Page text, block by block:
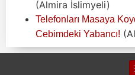
(Almira İslimyeli)
Telefonları Masaya
Cebimdeki Yabancı!